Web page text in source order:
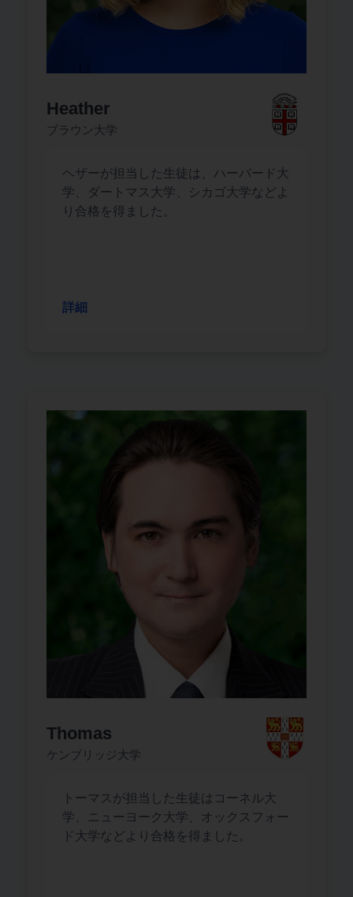
Heather
ブラウン大学
ヘザーが担当した生徒は、ハーバード大
学、ダートマス大学、シカゴ大学などよ
り合格を得ました。
詳細
Thomas
ケンブリッジ大学
トーマスが担当した生徒はコーネル大
学、ニューヨーク大学、オックスフォー
ド大学などより合格を得ました。